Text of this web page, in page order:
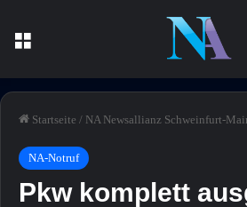
Startseite / NA Newsallianz Schweinfurt-
NA-Notruf
Pkw komplett